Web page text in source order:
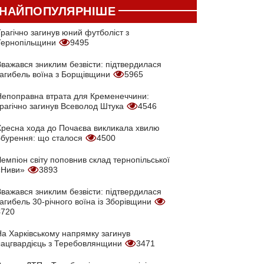
НАЙПОПУЛЯРНІШЕ
загинув юний футболіст з
9495
зниклим безвісти: підтвердилася
воїна з Борщівщини
5965
втрата для Кременеччини:
загинув Всеволод Штука
4546
хода до Почаєва викликала хвилю
що сталося
4500
світу поповнив склад тернопільської
3893
зниклим безвісти: підтвердилася
30-річного воїна із Зборівщини
Харківському напрямку загинув
з Теребовлянщини
3471